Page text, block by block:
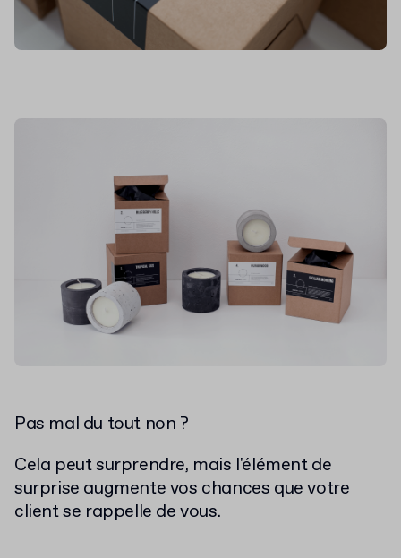
Pas mal du tout non ?
Cela peut surprendre, mais l'élément de
surprise augmente vos chances que votre
client se rappelle de vous.